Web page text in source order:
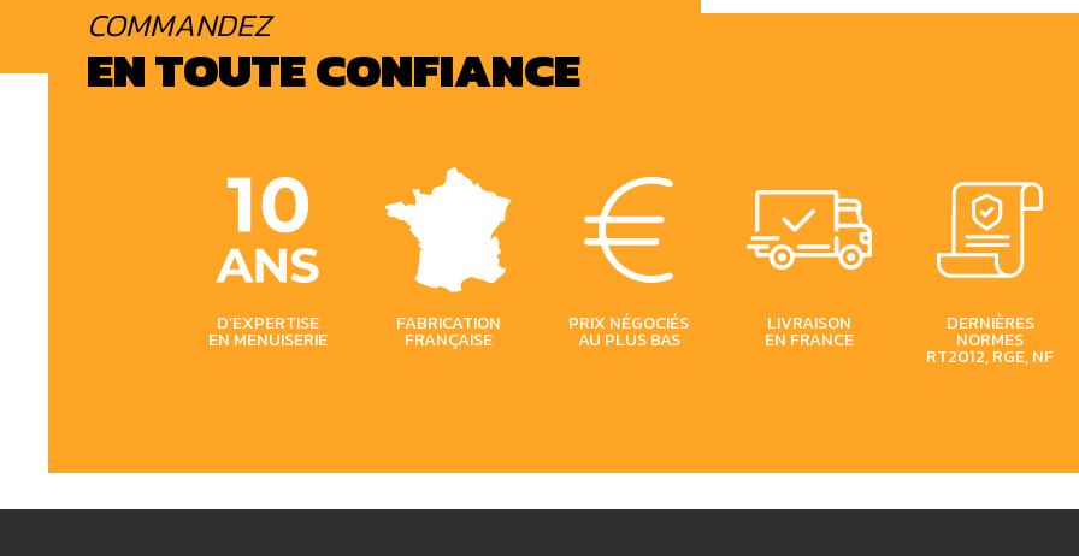
COMMANDEZ
EN TOUTE CONFIANCE
D’EXPERTISE
EN MENUISERIE
FABRICATION
FRANÇAISE
PRIX NÉGOCIÉS
AU PLUS BAS
LIVRAISON
EN FRANCE
DERNIÈRES
NORMES
RT2012, RGE, NF